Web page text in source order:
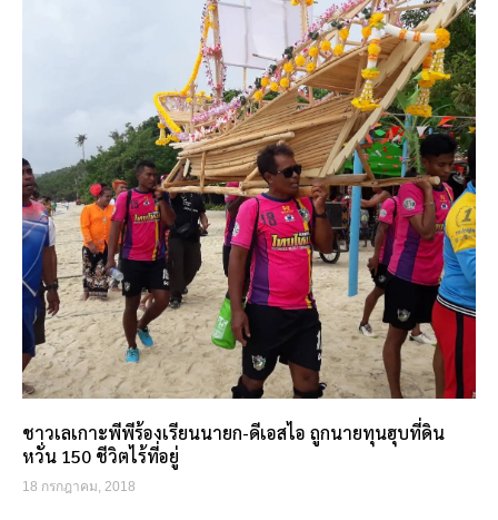
ชาวเลเกาะพีพีร้องเรียนนายก-ดีเอสไอ ถูกนายทุนฮุบที่ดิน
หวั่น 150 ชีวิตไร้ที่อยู่
18 กรกฎาคม, 2018